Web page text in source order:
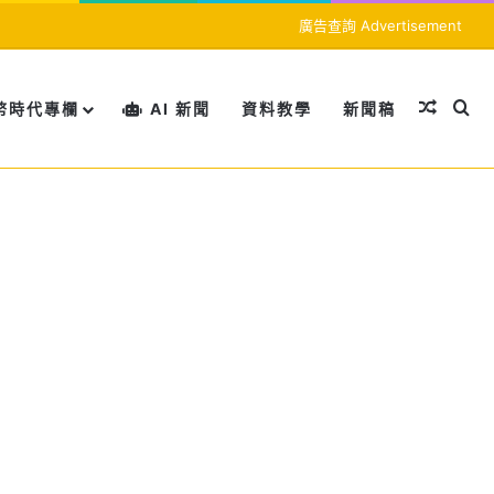
廣告查詢 Advertisement
時代專欄 AI 新聞 資料教學 新聞稿 隨機文
搜